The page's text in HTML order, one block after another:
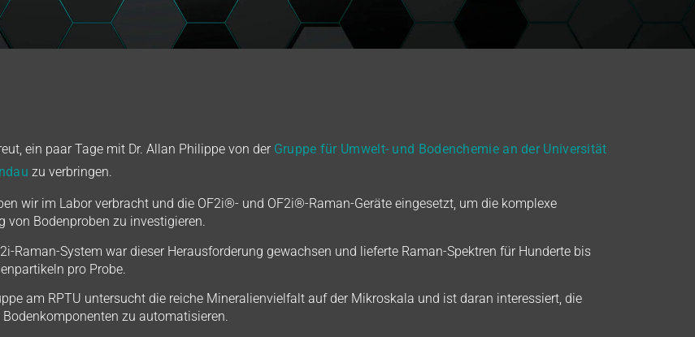
ein paar Tage mit Dr. Allan Philippe von der Gruppe für Umwelt- und Bodenchemie an der Universität
zu verbringen.
wir im Labor verbracht und die OF2i®- und OF2i®-Raman-Geräte eingesetzt, um die komplexe
von Bodenproben zu investigieren.
Raman-System war dieser Herausforderung gewachsen und lieferte Raman-Spektren für Hunderte bis
pro Probe.
am RPTU untersucht die reiche Mineralienvielfalt auf der Mikroskala und ist daran interessiert, die
Bodenkomponenten zu automatisieren.